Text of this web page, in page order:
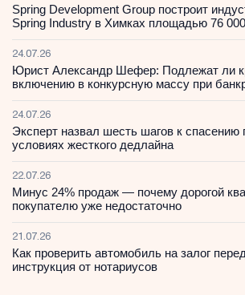
Spring Development Group построит
Spring Industry в Химках площадью 76
24.07.26
Юрист Александр Шефер: Подлежат ли
включению в конкурсную массу при
24.07.26
Эксперт назвал шесть шагов к спасению
условиях жесткого дедлайна
22.07.26
Минус 24% продаж — почему дорогой
покупателю уже недостаточно
21.07.26
Как проверить автомобиль на залог
инструкция от нотариусов